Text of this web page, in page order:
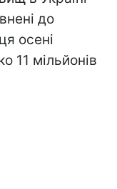
до
осені
11 мільйонів